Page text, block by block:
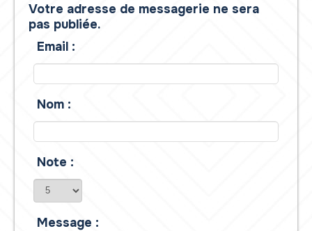
Votre adresse de messagerie ne sera
pas publiée.
Email :
Nom :
Note :
Message :